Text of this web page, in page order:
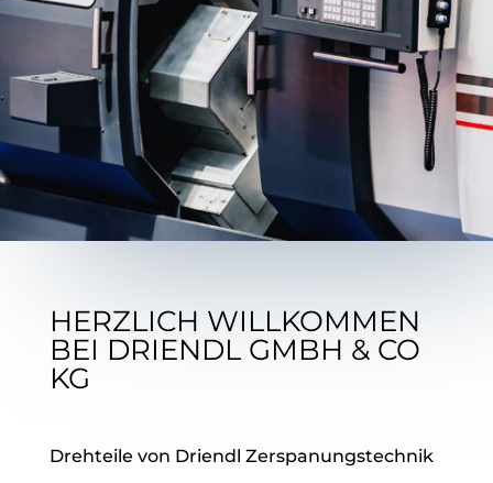
HERZLICH WILLKOMMEN
BEI DRIENDL GMBH & CO
KG
Drehteile von Driendl Zerspanungstechnik